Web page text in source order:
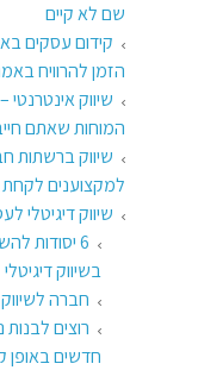
שם לא קיים
קידום עסקים
הזמן להרוויח
שיווק אינטרנטי
המוחות שאתם
שיווק ברשתות
למקצוענים
שיווק דיגיטלי
6 יסודות
בשיווק דיגיטלי
חברה לשיווק
רוצים
חדשים באופן